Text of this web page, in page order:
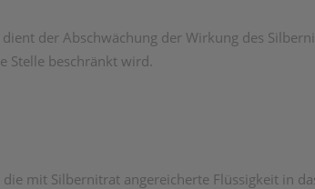
der Abschwächung der Wirkung des
Stelle beschränkt wird.
mit Silbernitrat angereicherte Flüssigkeit in